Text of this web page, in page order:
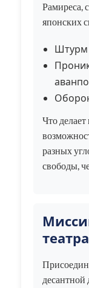
Рамиреса,
японских
Штурм
Что
разных
свободы,
театра